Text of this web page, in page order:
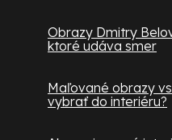
Obrazy Dmitry
ktoré udáva smer
Maľované obrazy
vybrať do interiéru?